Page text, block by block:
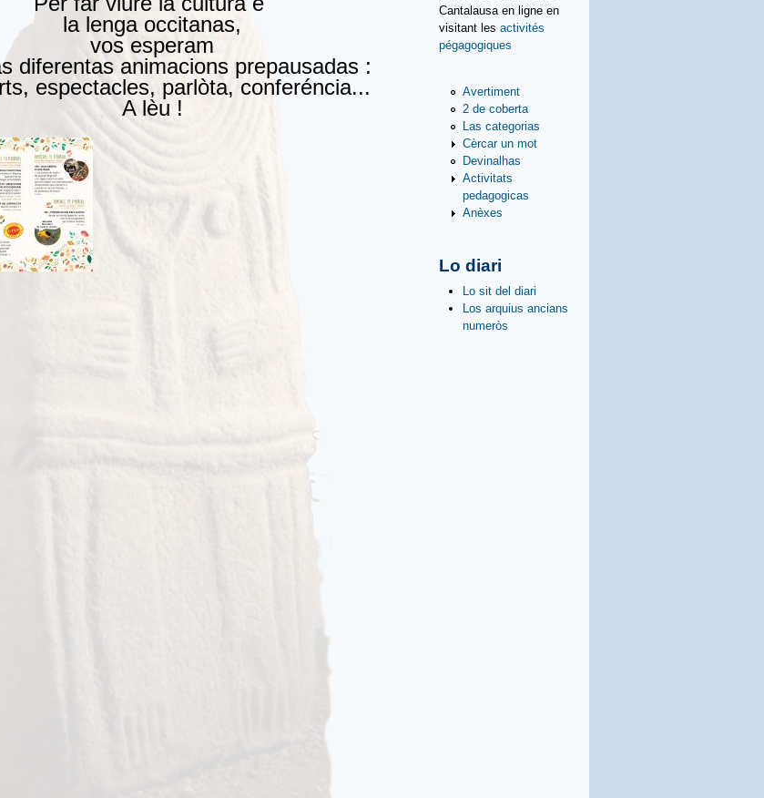
la lenga occitanas,
vos esperam
diferentas animacions prepausadas :
espectacles, parlòta, conferéncia...
A lèu !
Cantalausa en ligne en
visitant les activités
pégagogiques
Avertiment
2 de coberta
Las categorias
Cèrcar un mot
Devinalhas
Activitats
pedagogicas
Anèxes
Lo diari
Lo sit del diari
Los arquius ancians
numeròs